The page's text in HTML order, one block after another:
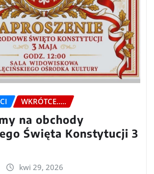
WKRÓTCE.....
na obchody
Święta Konstytucji 3
kwi 29, 2026